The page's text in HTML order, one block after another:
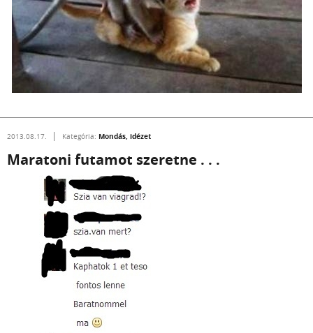
2013.08.17. Kategória: Mondás, idézet
Maratoni futamot szeretne . . .